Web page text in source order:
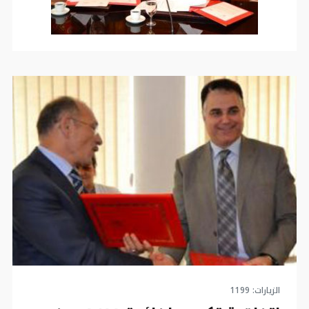
مارس 2018، لفائدة 90 مستفيدا وخاصّة منهم
الحرفيّات المختصّات في مجال استخلاص الزيّوت
وتهمّ الاتفاقيّة الثالثة والمقدّرة قيمتها بـ70 ألف دولار
(169،4 مليون دينار) والمبرمة بين الديوان التونسي
للصناعات التقليدية والغرفة الأمريكيّة للتجارة بتونس،
مشروع “اكسبو لاب” الرّامي إلى تقديم خدمات المرافقة
والمعارف ومراقبة السوق بالنسبة للمؤسّسات الحرفيّة
من خلال تطوير منصّة تصدير، حيث يمكن للمؤسّسات
الصغرى والمتوسطة التونسية عرض منتجاتها، فضلا عن
إعداد دليل تصدير.
ويتعلّق الأمر بمساعدة 15 مؤسّسة حرفيّة (في كلّ
الاختصاصات) موجودة بكلّ من تونس وصفاقس وقصر
هلال لتطوير مخطّطات تصدير والحصول على شهائد
المطابقة وإيجاد شركاء وتوقيع اتفاقيات مع المنظّمات
الأمريكيّة لدعم القدرة على التصدير وتنظيم المعارض
الزيارات: 1199